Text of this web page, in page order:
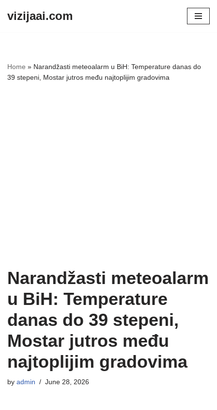
vizijaai.com
Home » Narandžasti meteoalarm u BiH: Temperature danas do
39 stepeni, Mostar jutros među najtoplijim gradovima
Narandžasti meteoalarm
u BiH: Temperature
danas do 39 stepeni,
Mostar jutros među
najtoplijim gradovima
by admin June 28, 2026